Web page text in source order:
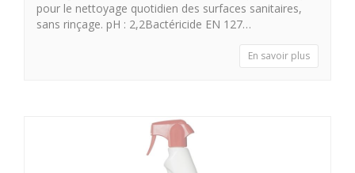
pour le nettoyage quotidien des surfaces sanitaires,
sans rinçage. pH : 2,2Bactéricide EN 127…
En savoir plus